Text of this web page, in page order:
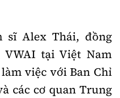
sĩ Alex Thái, đồng
tại Việt Nam
việc với Ban Chỉ
các cơ quan Trung